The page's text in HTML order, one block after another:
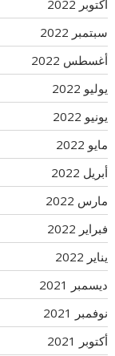
أكتوبر 2022
سبتمبر 2022
أغسطس 2022
يوليو 2022
يونيو 2022
مايو 2022
أبريل 2022
مارس 2022
فبراير 2022
يناير 2022
ديسمبر 2021
نوفمبر 2021
أكتوبر 2021